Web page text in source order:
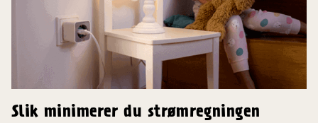
Slik minimerer du strømregningen